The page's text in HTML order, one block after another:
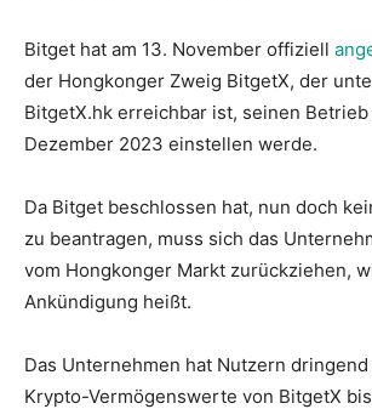
Bitget hat am 13. November offiziell
der Hongkonger Zweig BitgetX, der
BitgetX.hk erreichbar ist, seinen Betrieb
Dezember 2023 einstellen werde.
Da Bitget beschlossen hat, nun doch
zu beantragen, muss sich das
vom Hongkonger Markt zurückziehen,
Ankündigung heißt.
Das Unternehmen hat Nutzern
Krypto-Vermögenswerte von BitgetX